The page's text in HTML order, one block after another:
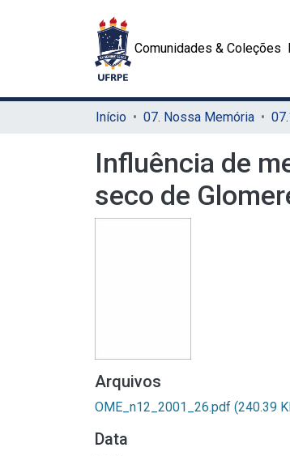
Comunidades & Coleções
Início 07. Nossa Memória
Influência de
seco de
Arquivos
OME_n12_2001_26.pdf (240.39
Data